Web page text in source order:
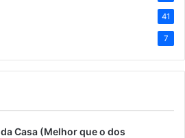
41
7
Casa (Melhor que o dos